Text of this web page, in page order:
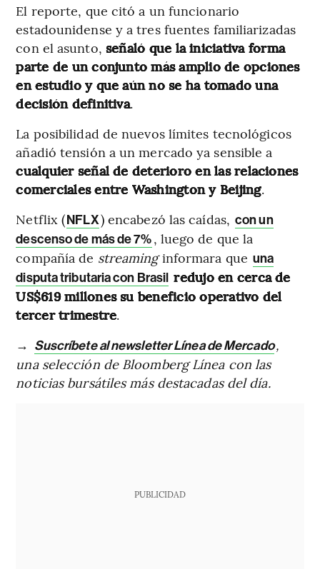
El reporte, que citó a un funcionario
estadounidense y a tres fuentes familiarizadas
con el asunto, señaló que la iniciativa forma
parte de un conjunto más amplio de opciones
en estudio y que aún no se ha tomado una
decisión definitiva.
La posibilidad de nuevos límites tecnológicos
añadió tensión a un mercado ya sensible a
cualquier señal de deterioro en las relaciones
comerciales entre Washington y Beijing.
Netflix (NFLX) encabezó las caídas, con un
descenso de más de 7%, luego de que la
compañía de streaminginformara que una
disputa tributaria con Brasil redujo en cerca de
US$619 millones su beneficio operativo del
tercer trimestre.
→ Suscríbete al newsletter Línea de Mercado,
una selección de Bloomberg Línea con las
noticias bursátiles más destacadas del día.
PUBLICIDAD